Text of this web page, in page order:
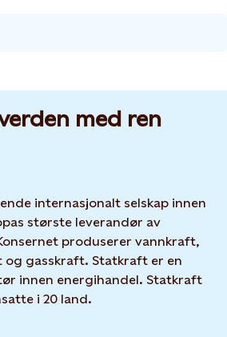
med ren
internasjonalt selskap innen
største leverandør av
produserer vannkraft,
gasskraft. Statkraft er en
innen energihandel. Statkraft
i 20 land.